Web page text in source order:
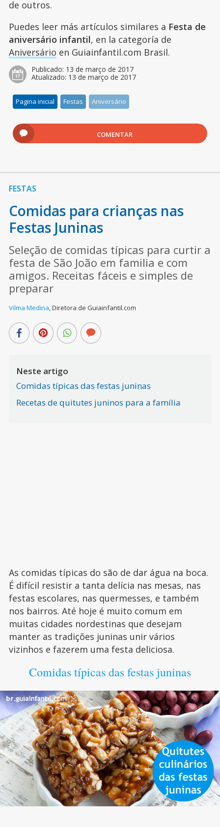
de outros.
Puedes leer más artículos similares a Festa de
aniversário infantil, en la categoría de
Aniversário en Guiainfantil.com Brasil.
Publicado: 13 de março de 2017
Atualizado: 13 de março de 2017
Pagina inicial Festas Aniversário
COMENTAR
FESTAS
Comidas para crianças nas
Festas Juninas
Seleção de comidas típicas para curtir a
festa de São João em familia e com
amigos. Receitas fáceis e simples de
preparar
Vilma Medina,Diretora de Guiainfantil.com
Neste artigo
Comidas típicas das festas juninas
Recetas de quitutes juninos para a família
As comidas típicas do são de dar água na boca.
É difícil resistir a tanta delícia nas mesas, nas
festas escolares, nas quermesses, e também
nos bairros. Até hoje é muito comum em
muitas cidades nordestinas que desejam
manter as tradições juninas unir vários
vizinhos e fazerem uma festa deliciosa.
Comidas típicas das festas juninas